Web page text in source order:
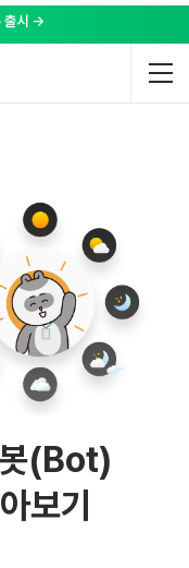
출시 →
(Bot)
보기